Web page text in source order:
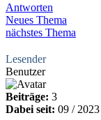
Antworten
Neues Thema
nächstes Thema
Lesender
Benutzer
Beiträge: 3
Dabei seit: 09 / 2023